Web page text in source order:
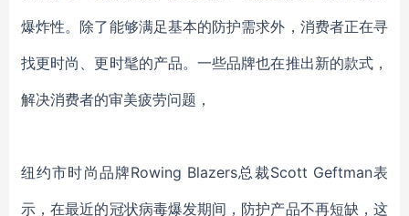
爆炸性。除了能够满足基本的防护需求外，消费者正在寻
找更时尚、更时髦的产品。一些品牌也在推出新的款式，
解决消费者的审美疲劳问题，
纽约市时尚品牌Rowing Blazers总裁Scott Geftman表
示，在最近的冠状病毒爆发期间，防护产品不再短缺，这